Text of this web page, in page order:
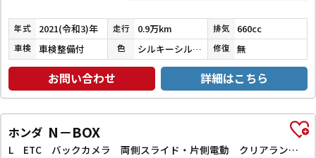
年式 2021(令和3)年 走行 0.9万km 排気 660cc
車検 車検整備付 色 シルキーシルバーメタリック 修復 無
お問い合わせ 詳細はこちら
ホンダ N－BOX
L ETC バックカメラ 両側スライド・片側電動 クリアランスソナー オートクルーズコントロール レーンアシスト 衝突被害軽減システム オートライト スマートキー アイドリングストップ 電動格納ミラー